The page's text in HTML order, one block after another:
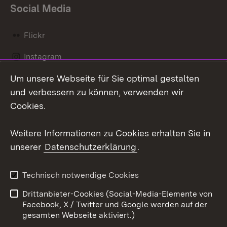
Social Media
Flickr
Instagram
Social Wall
Barrierefreiheit
Benutzungshinweise
Impressum
Cookies
Um unsere Webseite für Sie optimal gestalten
und verbessern zu können, verwenden wir
Cookies.
Weitere Informationen zu Cookies erhalten Sie in
unserer Datenschutzerklärung.
Technisch notwendige Cookies
Drittanbieter-Cookies (Social-Media-Elemente von
Facebook, X / Twitter und Google werden auf der
gesamten Webseite aktiviert.)